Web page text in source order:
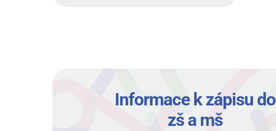
Informace k zápisu do
zš a mš